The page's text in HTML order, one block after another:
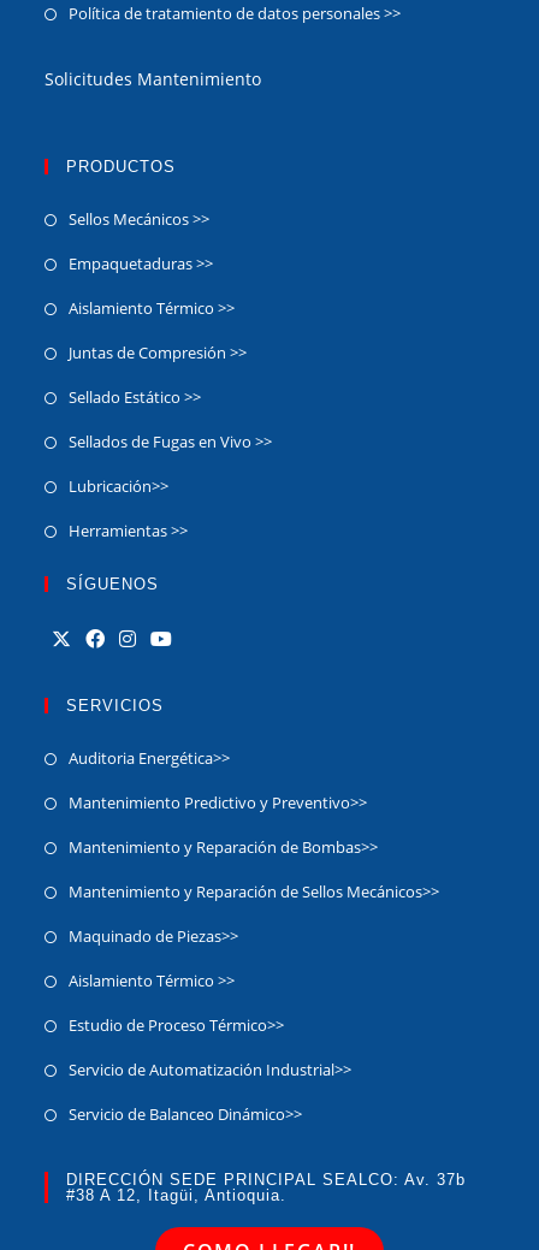
Política de tratamiento de datos personales >>
Solicitudes Mantenimiento
PRODUCTOS
Sellos Mecánicos >>
Empaquetaduras >>
Aislamiento Térmico >>
Juntas de Compresión >>
Sellado Estático >>
Sellados de Fugas en Vivo >>
Lubricación>>
Herramientas >>
SÍGUENOS
SERVICIOS
Auditoria Energética>>
Mantenimiento Predictivo y Preventivo>>
Mantenimiento y Reparación de Bombas>>
Mantenimiento y Reparación de Sellos Mecánicos>>
Maquinado de Piezas>>
Aislamiento Térmico >>
Estudio de Proceso Térmico>>
Servicio de Automatización Industrial>>
Servicio de Balanceo Dinámico​>>
DIRECCIÓN SEDE PRINCIPAL SEALCO: Av. 37b
#38 A 12, Itagüi, Antioquia.